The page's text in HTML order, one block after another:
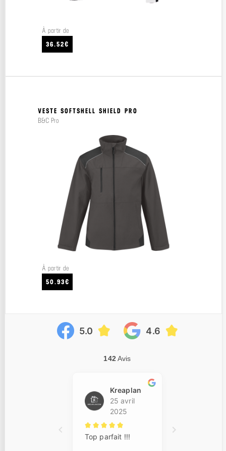
À partir de
36.52€
VESTE SOFTSHELL SHIELD PRO
B&C Pro
À partir de
50.93€